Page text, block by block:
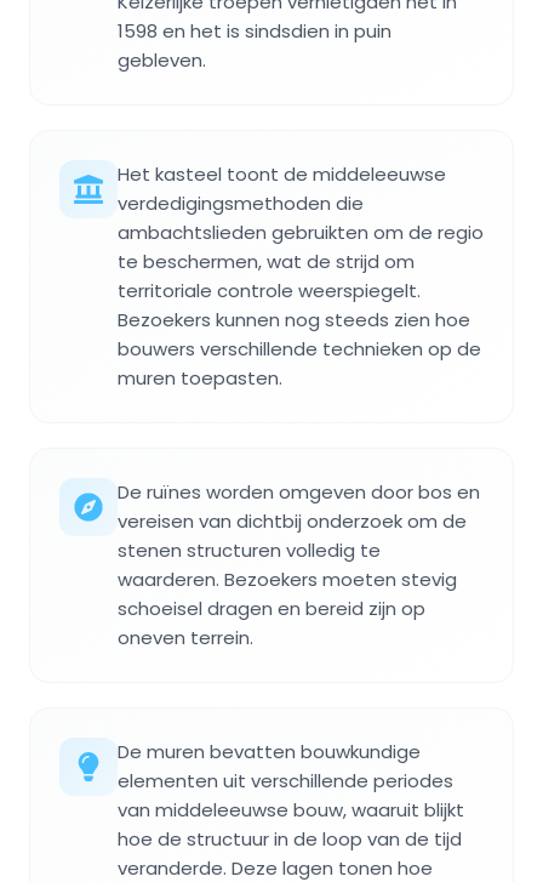
1598 en het is sindsdien in puin
gebleven.
Het kasteel toont de middeleeuwse
verdedigingsmethoden die
ambachtslieden gebruikten om de regio
te beschermen, wat de strijd om
territoriale controle weerspiegelt.
Bezoekers kunnen nog steeds zien hoe
bouwers verschillende technieken op de
muren toepasten.
De ruïnes worden omgeven door bos en
vereisen van dichtbij onderzoek om de
stenen structuren volledig te
waarderen. Bezoekers moeten stevig
schoeisel dragen en bereid zijn op
oneven terrein.
De muren bevatten bouwkundige
elementen uit verschillende periodes
van middeleeuwse bouw, waaruit blijkt
hoe de structuur in de loop van de tijd
veranderde. Deze lagen tonen hoe